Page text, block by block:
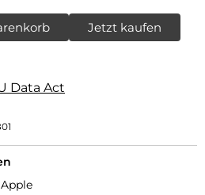
Jetzt kaufen
Data Act
Apple